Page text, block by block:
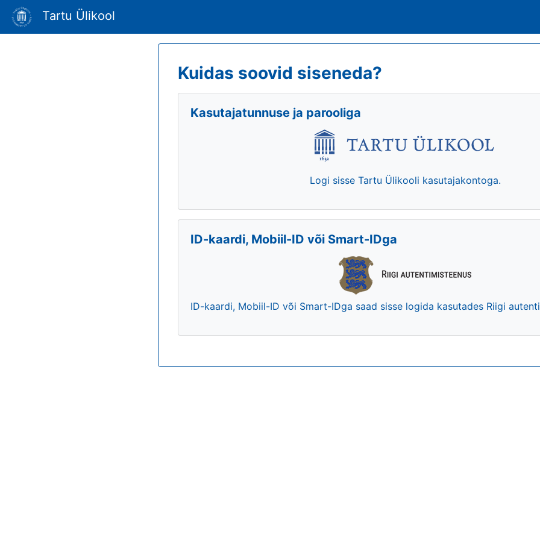
Tartu Ülikool
Kuidas soovid siseneda?
Kasutajatunnuse ja parooliga
Logi sisse Tartu Ülikooli kasutajakontoga.
ID-kaardi, Mobiil-ID või Smart-IDga
ID-kaardi, Mobiil-ID või Smart-IDga saad sisse logida kasutades Riigi